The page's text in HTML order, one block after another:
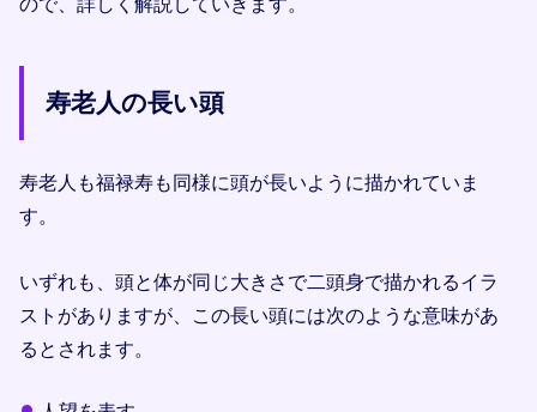
寿老人の長い頭
寿老人も福禄寿も同様に頭が長いように描かれていま
す。
いずれも、頭と体が同じ大きさで二頭身で描かれるイラ
ストがありますが、この長い頭には次のような意味があ
るとされます。